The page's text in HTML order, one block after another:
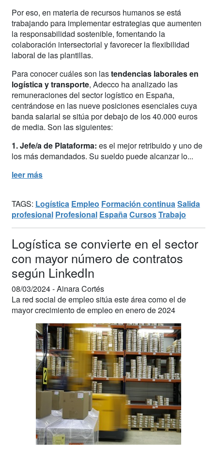
Por eso, en materia de recursos humanos se está
trabajando para implementar estrategias que aumenten
la responsabilidad sostenible, fomentando la
colaboración intersectorial y favorecer la flexibilidad
laboral de las plantillas.
Para conocer cuáles son lastendencias laborales en
logística y transporte, Adecco ha analizado las
remuneraciones del sector logístico en España,
centrándose en las nueve posiciones esenciales cuya
banda salarial se sitúa por debajo de los 40.000 euros
de media. Son las siguientes:
1. Jefe/a de Plataforma: es el mejor retribuido y uno de
los más demandados. Su sueldo puede alcanzar lo...
leer más
TAGS: Logística Empleo Formación continua Salida
profesional Profesional España CursosTrabajo
Logística se convierte en el sector
con mayor número de contratos
según LinkedIn
08/03/2024 -Ainara Cortés
La red social de empleo sitúa este área como el de
mayor crecimiento de empleo en enero de 2024